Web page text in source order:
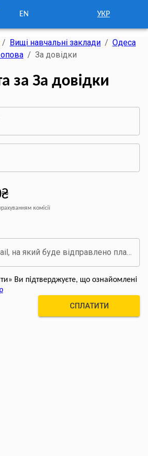
EN УКР
/ Вищі навчальні заклади / Одеса
/ За довідки
за За довідки
комісії
Вкажіть свій E-mail, на який буде відправлено платіжний документ про оплату
Ви підтверджуєте, що ознайомлені
СПЛАТИТИ